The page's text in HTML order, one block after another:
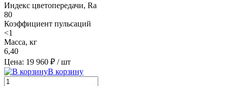
Индекс цветопередачи, Ra
80
Коэффициент пульсаций
<1
Масса, кг
6,40
Цена: 19 960 ₽ / шт
В корзину